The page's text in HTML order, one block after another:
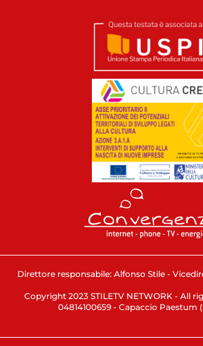
Direttore responsabile: Alfonso Stile -
Copyright 2023 STILETV NETWORK - All
04814100659 - Capaccio Paestum